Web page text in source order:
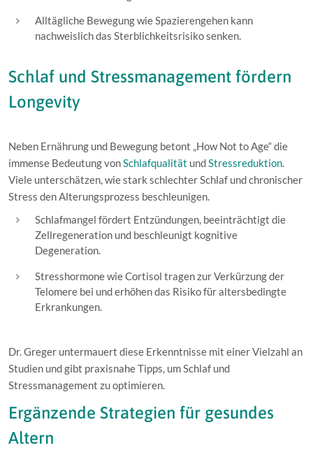
Alltägliche Bewegung wie Spazierengehen kann
nachweislich das Sterblichkeitsrisiko senken.
Schlaf und Stressmanagement fördern
Longevity
Neben Ernährung und Bewegung betont „How Not to Age“ die
immense Bedeutung vonSchlafqualität undStressreduktion.
Viele unterschätzen, wie stark schlechter Schlaf und chronischer
Stress den Alterungsprozess beschleunigen.
Schlafmangel fördert Entzündungen, beeinträchtigt die
Zellregeneration und beschleunigt kognitive
Degeneration.
Stresshormone wie Cortisol tragen zur Verkürzung der
Telomere bei und erhöhen das Risiko für altersbedingte
Erkrankungen.
Dr. Greger untermauert diese Erkenntnisse mit einer Vielzahl an
Studien und gibt praxisnahe Tipps, um Schlaf und
Stressmanagement zu optimieren.
Ergänzende Strategien für gesundes
Altern